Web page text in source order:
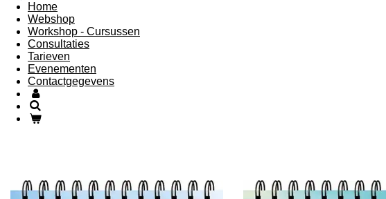
Home
Webshop
Workshop - Cursussen
Consultaties
Tarieven
Evenementen
Contactgegevens